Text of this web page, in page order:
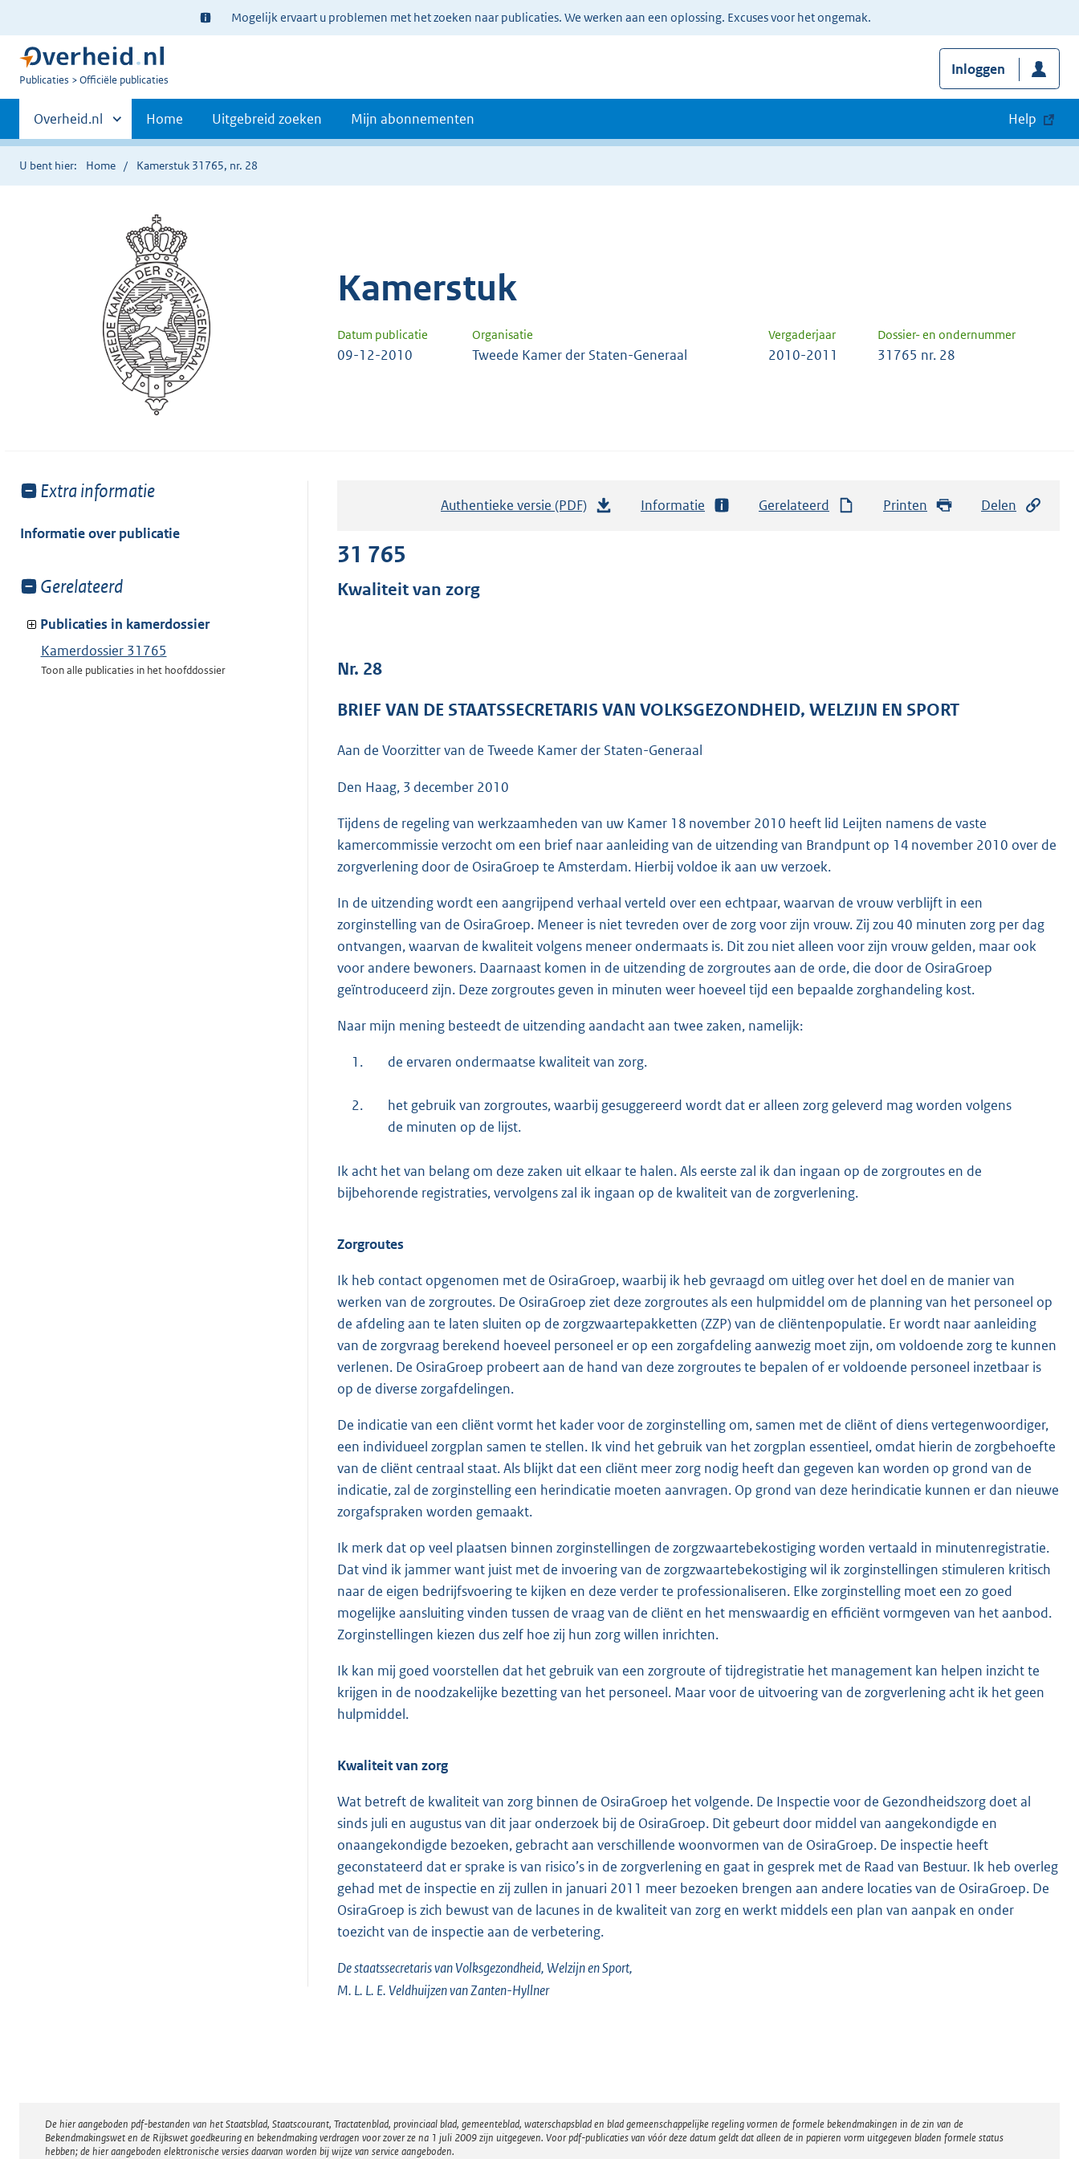
Ter
informatie:
Mogelijk ervaart u problemen met het zoeken naar publicaties. We werken aan een oplossing. Excuses voor het ongemak.
U
Publicaties Officiële publicaties
Inloggen
Primaire
navigatie
Andere
sites
binnen
Overheid.nl Home Uitgebreid zoeken Mijn abonnementen Help
U bent hier: Home Kamerstuk 31765, nr. 28
Kamerstuk
Datum publicatie Organisatie Vergaderjaar Dossier- en ondernummer
09-12-2010 Tweede Kamer der Staten-Generaal 2010-2011 31765 nr. 28
Toon
van:
Extra informatie
Informatie over publicatie
Toon
van:
Gerelateerd
Publicaties in kamerdossier
Kamerdossier 31765
Toon alle publicaties in het hoofddossier
Authentieke versie (PDF)
r
o
:
4
2
b
Informatie Gerelateerd Printen Delen
31 765
Kwaliteit van zorg
Nr. 28
BRIEF VAN DE STAATSSECRETARIS VAN VOLKSGEZONDHEID, WELZIJN EN SPORT
Aan de Voorzitter van de Tweede Kamer der Staten-Generaal
Den Haag, 3 december 2010
Tijdens de regeling van werkzaamheden van uw Kamer 18 november 2010 heeft lid Leijten namens de vaste
kamercommissie verzocht om een brief naar aanleiding van de uitzending van Brandpunt op 14 november 2010 over de
zorgverlening door de OsiraGroep te Amsterdam. Hierbij voldoe ik aan uw verzoek.
In de uitzending wordt een aangrijpend verhaal verteld over een echtpaar, waarvan de vrouw verblijft in een
zorginstelling van de OsiraGroep. Meneer is niet tevreden over de zorg voor zijn vrouw. Zij zou 40 minuten zorg per dag
ontvangen, waarvan de kwaliteit volgens meneer ondermaats is. Dit zou niet alleen voor zijn vrouw gelden, maar ook
voor andere bewoners. Daarnaast komen in de uitzending de zorgroutes aan de orde, die door de OsiraGroep
geïntroduceerd zijn. Deze zorgroutes geven in minuten weer hoeveel tijd een bepaalde zorghandeling kost.
Naar mijn mening besteedt de uitzending aandacht aan twee zaken, namelijk:
1. de ervaren ondermaatse kwaliteit van zorg.
2.
het gebruik van zorgroutes, waarbij gesuggereerd wordt dat er alleen zorg geleverd mag worden volgens
de minuten op de lijst.
Ik acht het van belang om deze zaken uit elkaar te halen. Als eerste zal ik dan ingaan op de zorgroutes en de
bijbehorende registraties, vervolgens zal ik ingaan op de kwaliteit van de zorgverlening.
Zorgroutes
Ik heb contact opgenomen met de OsiraGroep, waarbij ik heb gevraagd om uitleg over het doel en de manier van
werken van de zorgroutes. De OsiraGroep ziet deze zorgroutes als een hulpmiddel om de planning van het personeel op
de afdeling aan te laten sluiten op de zorgzwaartepakketten (ZZP) van de cliëntenpopulatie. Er wordt naar aanleiding
van de zorgvraag berekend hoeveel personeel er op een zorgafdeling aanwezig moet zijn, om voldoende zorg te kunnen
verlenen. De OsiraGroep probeert aan de hand van deze zorgroutes te bepalen of er voldoende personeel inzetbaar is
op de diverse zorgafdelingen.
De indicatie van een cliënt vormt het kader voor de zorginstelling om, samen met de cliënt of diens vertegenwoordiger,
een individueel zorgplan samen te stellen. Ik vind het gebruik van het zorgplan essentieel, omdat hierin de zorgbehoefte
van de cliënt centraal staat. Als blijkt dat een cliënt meer zorg nodig heeft dan gegeven kan worden op grond van de
indicatie, zal de zorginstelling een herindicatie moeten aanvragen. Op grond van deze herindicatie kunnen er dan nieuwe
zorgafspraken worden gemaakt.
Ik merk dat op veel plaatsen binnen zorginstellingen de zorgzwaartebekostiging worden vertaald in minutenregistratie.
Dat vind ik jammer want juist met de invoering van de zorgzwaartebekostiging wil ik zorginstellingen stimuleren kritisch
naar de eigen bedrijfsvoering te kijken en deze verder te professionaliseren. Elke zorginstelling moet een zo goed
mogelijke aansluiting vinden tussen de vraag van de cliënt en het menswaardig en efficiënt vormgeven van het aanbod.
Zorginstellingen kiezen dus zelf hoe zij hun zorg willen inrichten.
Ik kan mij goed voorstellen dat het gebruik van een zorgroute of tijdregistratie het management kan helpen inzicht te
krijgen in de noodzakelijke bezetting van het personeel. Maar voor de uitvoering van de zorgverlening acht ik het geen
hulpmiddel.
Kwaliteit van zorg
Wat betreft de kwaliteit van zorg binnen de OsiraGroep het volgende. De Inspectie voor de Gezondheidszorg doet al
sinds juli en augustus van dit jaar onderzoek bij de OsiraGroep. Dit gebeurt door middel van aangekondigde en
onaangekondigde bezoeken, gebracht aan verschillende woonvormen van de OsiraGroep. De inspectie heeft
geconstateerd dat er sprake is van risico’s in de zorgverlening en gaat in gesprek met de Raad van Bestuur. Ik heb overleg
gehad met de inspectie en zij zullen in januari 2011 meer bezoeken brengen aan andere locaties van de OsiraGroep. De
OsiraGroep is zich bewust van de lacunes in de kwaliteit van zorg en werkt middels een plan van aanpak en onder
toezicht van de inspectie aan de verbetering.
De staatssecretaris van Volksgezondheid, Welzijn en Sport,
M. L. L. E. Veldhuijzen van Zanten-Hyllner
Disclaimer
De hier aangeboden pdf-bestanden van het Staatsblad, Staatscourant, Tractatenblad, provinciaal blad, gemeenteblad, waterschapsblad en blad gemeenschappelijke regeling vormen de formele bekendmakingen in de zin van de
Bekendmakingswet en de Rijkswet goedkeuring en bekendmaking verdragen voor zover ze na 1 juli 2009 zijn uitgegeven. Voor pdf-publicaties van vóór deze datum geldt dat alleen de in papieren vorm uitgegeven bladen formele status
hebben; de hier aangeboden elektronische versies daarvan worden bij wijze van service aangeboden.